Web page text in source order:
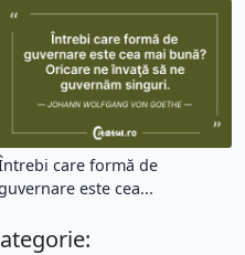
care formă de
este cea...